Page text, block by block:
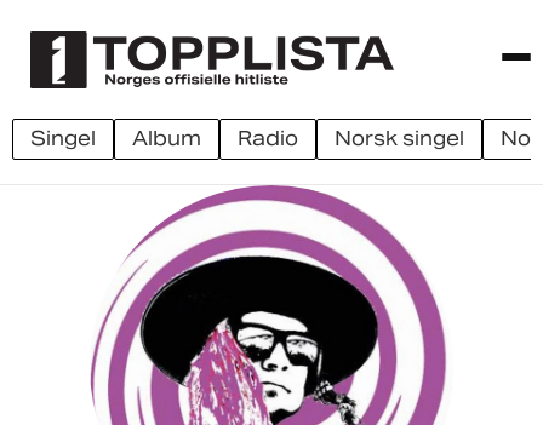
singel album radio norsk singel